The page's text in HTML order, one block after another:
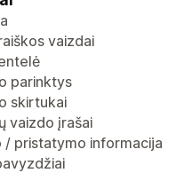
vaizdai
parinktys
skirtukai
vaizdo įrašai
/ pristatymo informacija